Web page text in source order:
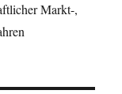
Markt-,